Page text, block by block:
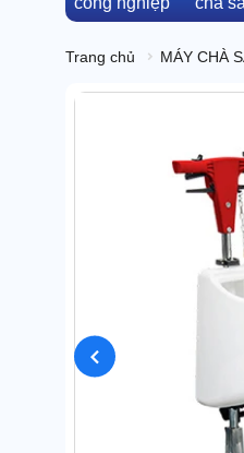
Trang chủ MÁY CHÀ